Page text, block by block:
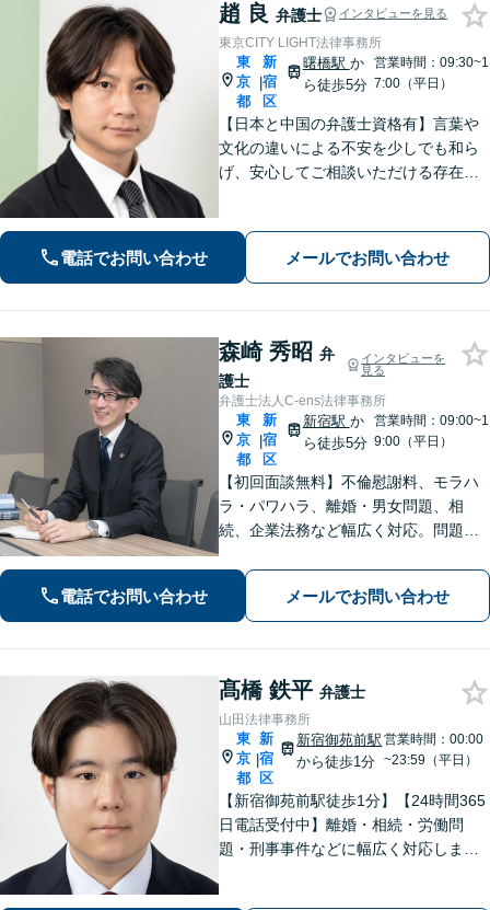
趙 良 弁護士 インタビューを見る
東京CITY LIGHT法律事務所
東
京
都
|
新
宿
区
曙橋駅 か
ら徒歩5分
営業時間：09:30~1
7:00（平日）
【日本と中国の弁護士資格有】言葉や
文化の違いによる不安を少しでも和ら
げ、安心してご相談いただける存在で
策をご提案します。お気軽にご相談く
ださい【初回相談無料】
電話でお問い合わせ メールでお問い合わせ
森崎 秀昭 弁
護士
インタビューを
見る
弁護士法人C-ens法律事務所
東
京
都
|
新
宿
区
新宿駅 か
ら徒歩5分
営業時間：09:00~1
9:00（平日）
【初回面談無料】不倫慰謝料、モラハ
ラ・パワハラ、離婚・男女問題、相
続、企業法務など幅広く対応。問題の
者さまの幸福・成長に繋がるようなア
ドバイスを心がけています。お気軽に
相談ください【完全個室対応】【新宿
駅5分】
電話でお問い合わせ メールでお問い合わせ
髙橋 鉄平 弁護士
山田法律事務所
東
京
都
|
新
宿
区
新宿御苑前駅
から徒歩1分
営業時間：00:00
~23:59（平日）
【新宿御苑前駅徒歩1分】【24時間365
日電話受付中】離婚・相続・労働問
題・刑事事件などに幅広く対応しま